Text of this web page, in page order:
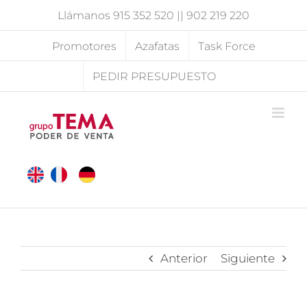
Llámanos 915 352 520 || 902 219 220
Promotores Azafatas Task Force
PEDIR PRESUPUESTO
Anterior Siguiente